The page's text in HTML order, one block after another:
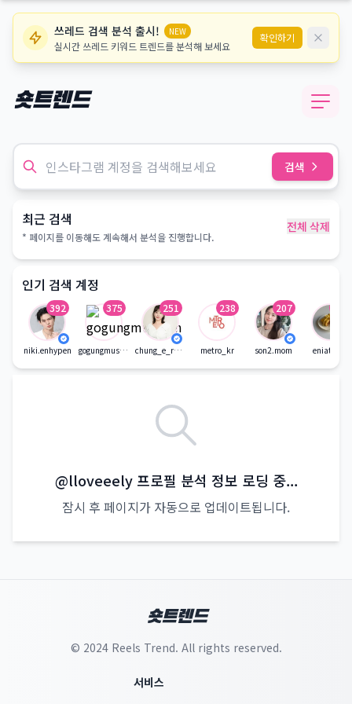
쓰레드 검색 분석 출시! NEW
실시간 쓰레드 키워드 트렌드를 분석해 보세요
확인하기
숏트렌드
검색
최근 검색
* 페이지를 이동해도 계속해서 분석을 진행합니다.
전체 삭제
인기 검색 계정
392
niki.enhypen
375
gogungmuseum
251
chung_e_recipe
238
metro_kr
207
son2.mom eniatable
@lloveeely 프로필 분석 정보 로딩 중...
잠시 후 페이지가 자동으로 업데이트됩니다.
숏트렌드
© 2024 Reels Trend. All rights reserved.
서비스